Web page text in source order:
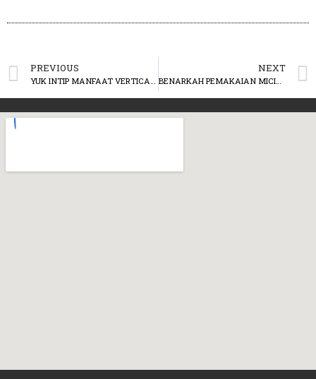
PREVIOUS NEXT
BENARKAH PEMAKAIAN MICIN DAPAT MENYUBURKAN TANAMAN ?